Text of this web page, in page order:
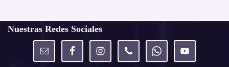
Nuestras Redes Sociales